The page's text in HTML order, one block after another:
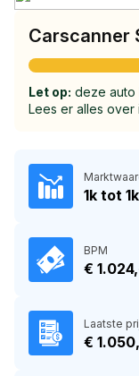
Carscanner
Let op: deze auto
Lees er alles over
1k tot 1k
BPM
€
Laatste
€